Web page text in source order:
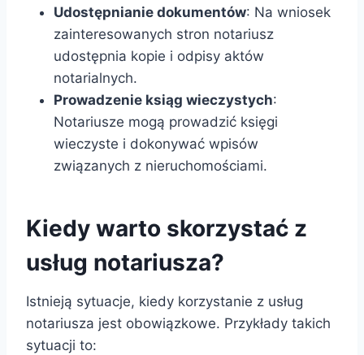
Udostępnianie dokumentów: Na wniosek
zainteresowanych stron notariusz
udostępnia kopie i odpisy aktów
notarialnych.
Prowadzenie ksiąg wieczystych:
Notariusze mogą prowadzić księgi
wieczyste i dokonywać wpisów
związanych z nieruchomościami.
Kiedy warto skorzystać z
usług notariusza?
Istnieją sytuacje, kiedy korzystanie z usług
notariusza jest obowiązkowe. Przykłady takich
sytuacji to: